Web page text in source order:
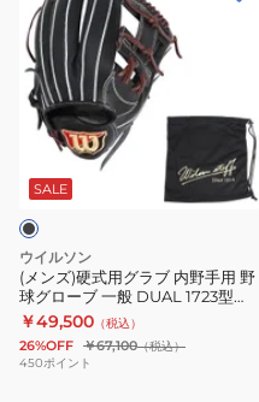
ト
Hselection
SIGNA
AXI
1AJGH31413
8049
ン
ズ)
硬
式
ラ
ブ
内
野
手
用
野
SALE
ウイルソン
(メンズ)硬式用グラブ 内野手用 野
球グローブ 一般 DUAL 1723型
WBW102909
￥49,500 （税込）
26%OFF ￥67,100（税込）
450ポイント
レ
ッ